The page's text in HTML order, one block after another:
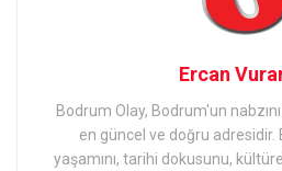
Ercan
Bodrum Olay, Bodrum'un
en güncel ve doğru
yaşamını, tarihi dokusunu,